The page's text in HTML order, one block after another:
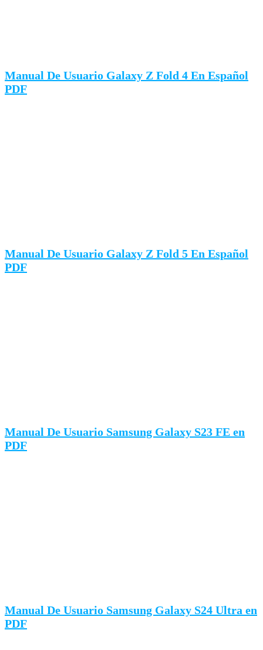
Manual De Usuario Galaxy Z Fold 4 En Español
PDF
Manual De Usuario Galaxy Z Fold 5 En Español
PDF
Manual De Usuario Samsung Galaxy S23 FE en
PDF
Manual De Usuario Samsung Galaxy S24 Ultra en
PDF